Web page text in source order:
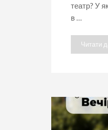
театр? У
в …
Читати